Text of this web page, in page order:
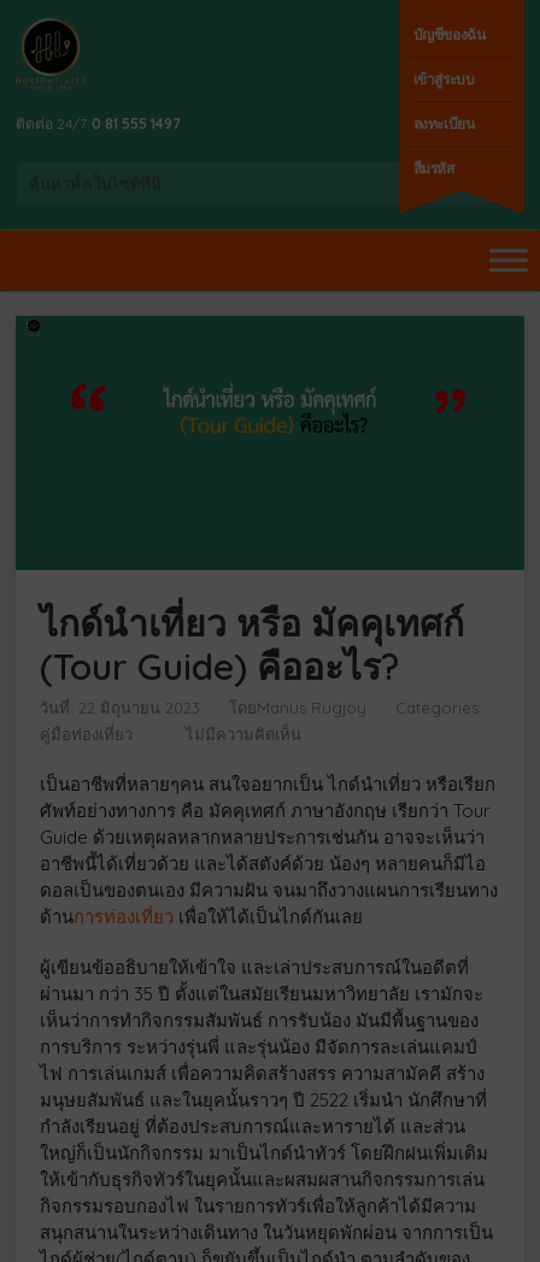
บัญชีของฉัน
เข้าสู่ระบบ
ลงทะเบียน
ลืมรหัส
ติดต่อ 24/7 0 81 555 1497
ไกด์นำเที่ยว หรือ มัคคุเทศก์
(Tour Guide) คืออะไร?
วันที่: 22 มิถุนายน 2023 โดย Manus Rugjoy
Categories:
คู่มือท่องเที่ยว
ไม่มีความคิดเห็น
เป็นอาชีพที่หลายๆคน สนใจอยากเป็น ไกด์นำเที่ยว หรือเรียก
ศัพท์อย่างทางการ คือ มัคคุเทศก์ ภาษาอังกฤษ เรียกว่า Tour
Guide ด้วยเหตุผลหลากหลายประการเช่นกัน อาจจะเห็นว่า
อาชีพนี้ได้เที่ยวด้วย และได้สตังค์ด้วย น้องๆ หลายคนก็มีไอ
ดอลเป็นของตนเอง มีความฝัน จนมาถึงวางแผนการเรียนทาง
ด้านการท่องเที่ยว เพื่อให้ได้เป็นไกด์กันเลย
ผู้เขียนข้ออธิบายให้เข้าใจ และเล่าประสบการณ์ในอดีตที่
ผ่านมา กว่า 35 ปี ตั้งแต่ในสมัยเรียนมหาวิทยาลัย เรามักจะ
เห็นว่าการทำกิจกรรมสัมพันธ์ การรับน้อง มันมีพื้นฐานของ
การบริการ ระหว่างรุ่นพี่ และรุ่นน้อง มีจัดการละเล่นแคมป์
ไฟ การเล่นเกมส์ เพื่อความคิดสร้างสรร ความสามัคคี สร้าง
มนุษยสัมพันธ์ และในยุคนั้นราวๆ ปี 2522 เริ่มนำ นักศึกษาที่
กำลังเรียนอยู่ ที่ต้องประสบการณ์และหารายได้ และส่วน
ใหญ่ก็เป็นนักกิจกรรม มาเป็นไกด์นำทัวร์ โดยฝึกฝนเพิ่มเติม
ให้เข้ากับธุรกิจทัวร์ในยุคนั้นและผสมผสานกิจกรรมการเล่น
กิจกรรมรอบกองไฟ ในรายการทัวร์เพื่อให้ลูกค้าได้มีความ
สนุกสนานในระหว่างเดินทาง ในวันหยุดพักผ่อน จากการเป็น